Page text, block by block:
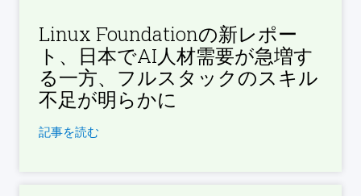
Linux Foundationの新レポー
ト、日本でAI人材需要が急増す
る一方、フルスタックのスキル
不足が明らかに
記事を読む